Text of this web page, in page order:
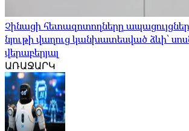
Չինացի հետազոտողները
նյութի վաղուց կանխատեսված ձևի՝
վերաբերյալ
ԱՌԱՋԱՐԿ